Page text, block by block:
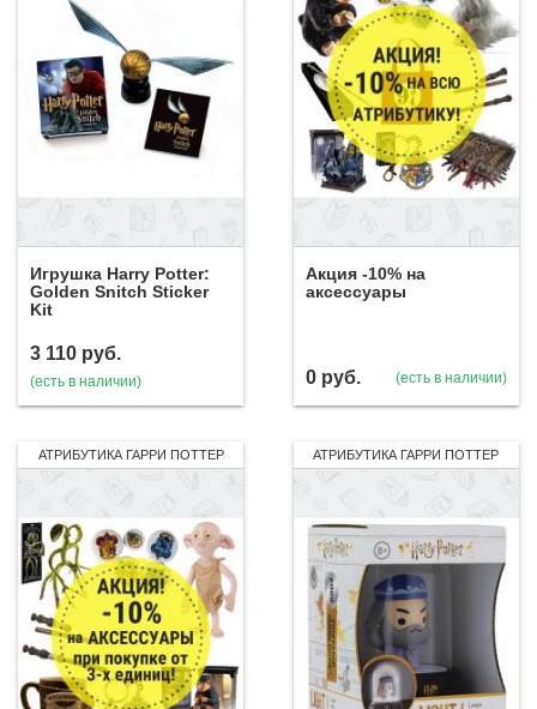
Игрушка Harry Potter:
Golden Snitch Sticker
Kit
3 110 руб.
(есть в наличии)
Акция -10% на
аксессуары
0 руб. (есть в наличии)
АТРИБУТИКА ГАРРИ ПОТТЕР АТРИБУТИКА ГАРРИ ПОТТЕР